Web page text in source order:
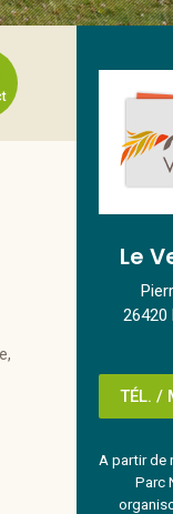
Le
26420
TÉL. /
A partir de
Parc